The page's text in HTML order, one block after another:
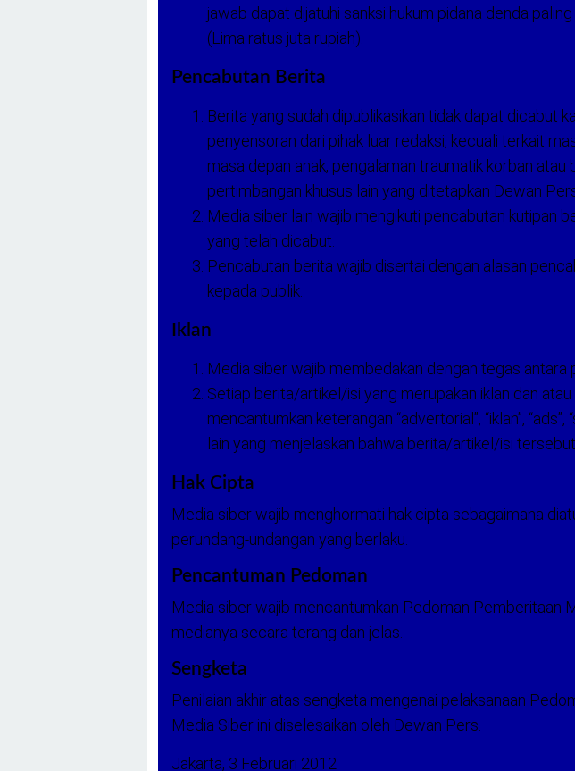
jawab dapat dijatuhi sanksi hukum pidana denda
(Lima ratus juta rupiah).
Pencabutan Berita
Berita yang sudah dipublikasikan tidak dapat dicabut
penyensoran dari pihak luar redaksi, kecuali terkait
masa depan anak, pengalaman traumatik korban atau
pertimbangan khusus lain yang ditetapkan Dewan
Media siber lain wajib mengikuti pencabutan kutipan
yang telah dicabut.
Pencabutan berita wajib disertai dengan alasan
kepada publik.
Iklan
Media siber wajib membedakan dengan tegas antara
Setiap berita/artikel/isi yang merupakan iklan dan
mencantumkan keterangan “advertorial”, “iklan”, “ads”,
lain yang menjelaskan bahwa berita/artikel/isi
Hak Cipta
Media siber wajib menghormati hak cipta sebagaimana
perundang-undangan yang berlaku.
Pencantuman Pedoman
Media siber wajib mencantumkan Pedoman Pemberitaan
medianya secara terang dan jelas.
Sengketa
Penilaian akhir atas sengketa mengenai pelaksanaan
Media Siber ini diselesaikan oleh Dewan Pers.
Jakarta, 3 Februari 2012